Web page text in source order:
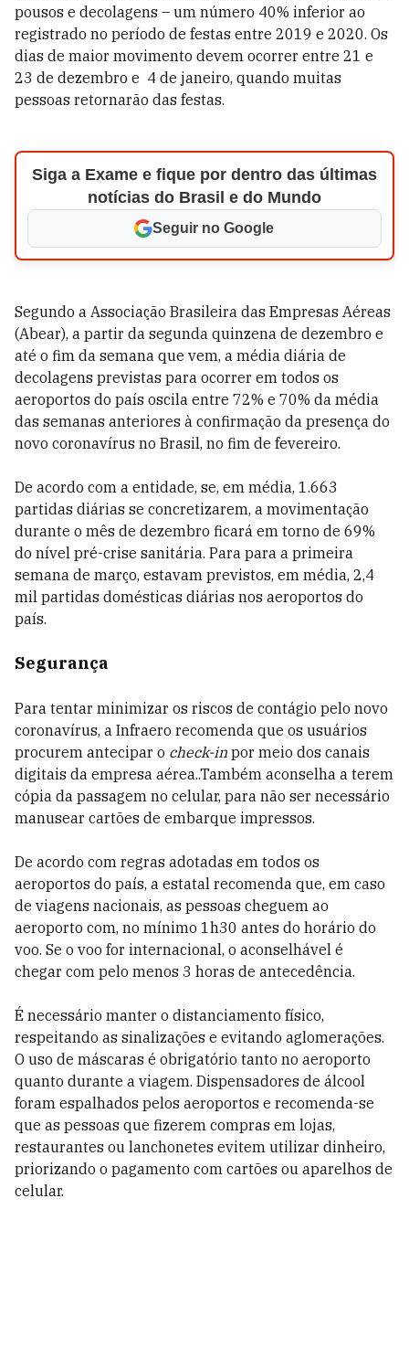
pousos e decolagens – um número 40% inferior ao
registrado no período de festas entre 2019 e 2020. Os
dias de maior movimento devem ocorrer entre 21 e
23 de dezembro e 4 de janeiro, quando muitas
pessoas retornarão das festas.
Siga a Exame e fique por dentro das últimas
notícias do Brasil e do Mundo
Seguir no Google
Segundo a Associação Brasileira das Empresas Aéreas
(Abear), a partir da segunda quinzena de dezembro e
até o fim da semana que vem, a média diária de
decolagens previstas para ocorrer em todos os
aeroportos do país oscila entre 72% e 70% da média
das semanas anteriores à confirmação da presença do
novo coronavírus no Brasil, no fim de fevereiro.
De acordo com a entidade, se, em média, 1.663
partidas diárias se concretizarem, a movimentação
durante o mês de dezembro ficará em torno de 69%
do nível pré-crise sanitária. Para para a primeira
semana de março, estavam previstos, em média, 2,4
mil partidas domésticas diárias nos aeroportos do
país.
Segurança
Para tentar minimizar os riscos de contágio pelo novo
coronavírus, a Infraero recomenda que os usuários
procurem antecipar o check-in por meio dos canais
digitais da empresa aérea..Também aconselha a terem
cópia da passagem no celular, para não ser necessário
manusear cartões de embarque impressos.
De acordo com regras adotadas em todos os
aeroportos do país, a estatal recomenda que, em caso
de viagens nacionais, as pessoas cheguem ao
aeroporto com, no mínimo 1h30 antes do horário do
voo. Se o voo for internacional, o aconselhável é
chegar com pelo menos 3 horas de antecedência.
É necessário manter o distanciamento físico,
respeitando as sinalizações e evitando aglomerações.
O uso de máscaras é obrigatório tanto no aeroporto
quanto durante a viagem. Dispensadores de álcool
foram espalhados pelos aeroportos e recomenda-se
que as pessoas que fizerem compras em lojas,
restaurantes ou lanchonetes evitem utilizar dinheiro,
priorizando o pagamento com cartões ou aparelhos de
celular.